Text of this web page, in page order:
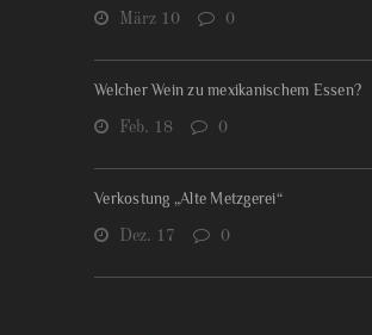
März 10 0
Welcher Wein zu mexikanischem Essen?
Feb. 18 0
Verkostung „Alte Metzgerei“
Dez. 17 0